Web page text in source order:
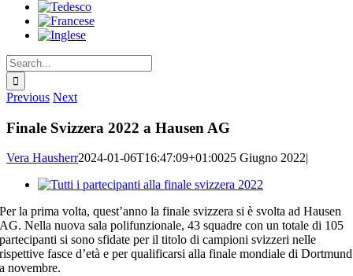
Search
for:
Previous Next
Finale Svizzera 2022 a Hausen AG
Vera Hausherr2024-01-06T16:47:09+01:0025 Giugno 2022|
View
Image
Per la prima volta, quest’anno la finale svizzera si è svolta ad Hausen
AG. Nella nuova sala polifunzionale, 43 squadre con un totale di 105
partecipanti si sono sfidate per il titolo di campioni svizzeri nelle
rispettive fasce d’età e per qualificarsi alla finale mondiale di Dortmund
a novembre.